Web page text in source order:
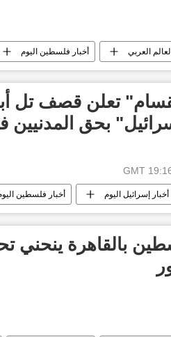
العالم العربي أخبار فلسطين اليوم
وقف إطلاق النار بين قطاع غزة وإسرائيل
في قطاع غزة قطاع غزة
على غزة
تعلن قصف تل
بحق
أخبار إسرائيل اليوم أخبار فلسطين
الأخبار أخبار العالم الآن
بالقاهرة ينحني